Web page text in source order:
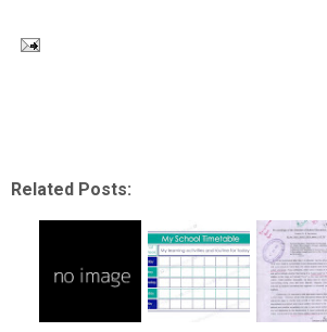
Related Posts: